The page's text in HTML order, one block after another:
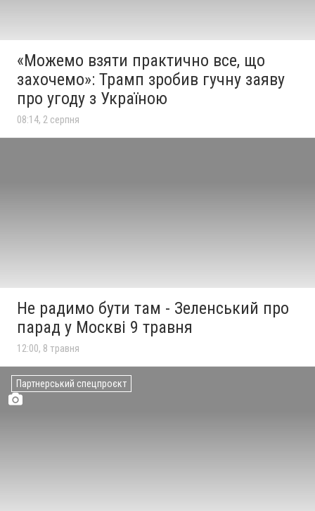
«Можемо взяти практично все, що
захочемо»: Трамп зробив гучну заяву
про угоду з Україною
08:14, 2 серпня
Не радимо бути там - Зеленський про
парад у Москві 9 травня
12:00, 8 травня
Партнерський спецпроєкт